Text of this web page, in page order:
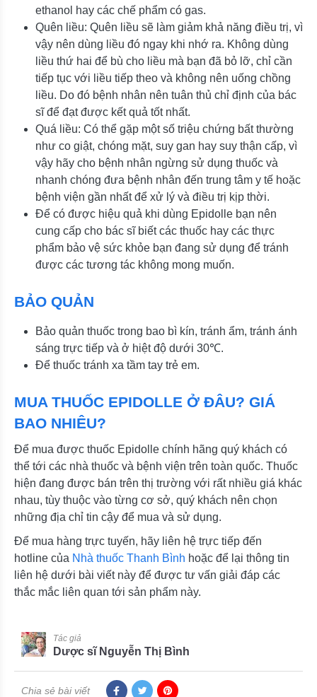
ethanol hay các chế phẩm có gas.
Quên liều: Quên liều sẽ làm giảm khả năng điều trị, vì
vậy nên dùng liều đó ngay khi nhớ ra. Không dùng
liều thứ hai để bù cho liều mà bạn đã bỏ lỡ, chỉ cần
tiếp tục với liều tiếp theo và không nên uống chồng
liều. Do đó bệnh nhân nên tuân thủ chỉ định của bác
sĩ để đạt được kết quả tốt nhất.
Quá liều: Có thể gặp một số triệu chứng bất thường
như co giật, chóng mặt, suy gan hay suy thận cấp, vì
vậy hãy cho bệnh nhân ngừng sử dụng thuốc và
nhanh chóng đưa bệnh nhân đến trung tâm y tế hoặc
bệnh viện gần nhất để xử lý và điều trị kịp thời.
Để có được hiệu quả khi dùng Epidolle bạn nên
cung cấp cho bác sĩ biết các thuốc hay các thực
phẩm bảo vệ sức khỏe bạn đang sử dụng để tránh
được các tương tác không mong muốn.
BẢO QUẢN
Bảo quản thuốc trong bao bì kín, tránh ẩm, tránh ánh
sáng trực tiếp và ở hiệt độ dưới 30℃.
Để thuốc tránh xa tầm tay trẻ em.
MUA THUỐC EPIDOLLE Ở ĐÂU? GIÁ
BAO NHIÊU?
Để mua được thuốc Epidolle chính hãng quý khách có
thể tới các nhà thuốc và bệnh viện trên toàn quốc. Thuốc
hiện đang được bán trên thị trường với rất nhiều giá khác
nhau, tùy thuộc vào từng cơ sở, quý khách nên chọn
những địa chỉ tin cậy để mua và sử dụng.
Để mua hàng trực tuyến, hãy liên hệ trực tiếp đến
hotline của Nhà thuốc Thanh Bình hoặc để lại thông tin
liên hệ dưới bài viết này để được tư vấn giải đáp các
thắc mắc liên quan tới sản phẩm này.
Tác giả
Dược sĩ Nguyễn Thị Bình
Chia sẻ bài viết